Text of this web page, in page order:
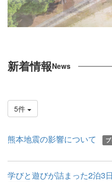
新着情報News
5件
熊本地震の影響について